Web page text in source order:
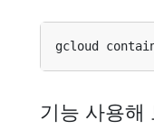
기능 사용해